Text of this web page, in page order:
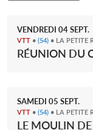
VENDREDI 04SEPT.
VTT • (54) • LA PETITE
RÉUNION DU
SAMEDI 05 SEPT.
VTT • (54) • LA PETITE
LE MOULIN